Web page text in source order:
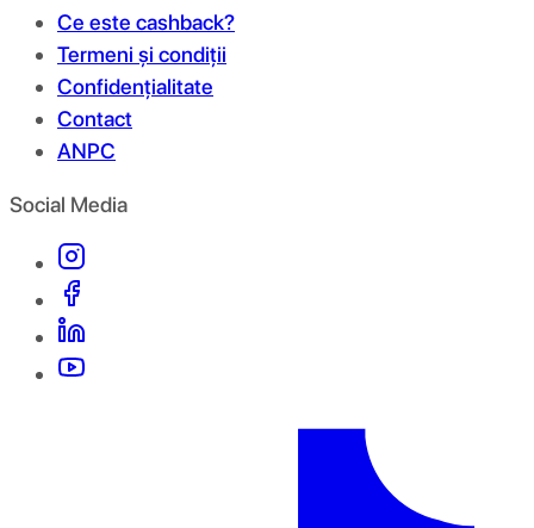
Ce este cashback?
Termeni și condiții
Confidențialitate
Contact
ANPC
Social Media